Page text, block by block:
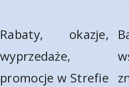
Rabaty, okazje,
wyprzedaże,
promocje w Strefie